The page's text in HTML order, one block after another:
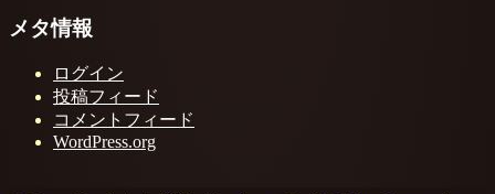
メタ情報
ログイン
投稿フィード
コメントフィード
WordPress.org